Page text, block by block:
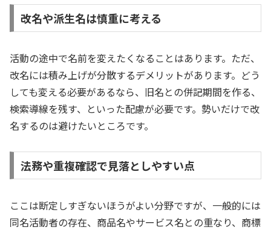
改名や派生名は慎重に考える
活動の途中で名前を変えたくなることはあります。ただ、
改名には積み上げが分散するデメリットがあります。どう
しても変える必要があるなら、旧名との併記期間を作る、
検索導線を残す、といった配慮が必要です。勢いだけで改
名するのは避けたいところです。
法務や重複確認で見落としやすい点
ここは断定しすぎないほうがよい分野ですが、一般的には
同名活動者の存在、商品名やサービス名との重なり、商標